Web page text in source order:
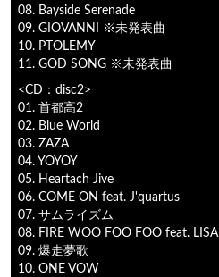
08. Bayside Serenade
09. GIOVANNI ※未発表曲
10. PTOLEMY
11. GOD SONG ※未発表曲
<CD：disc2>
01. 首都高2
02. Blue World
03. ZAZA
04. YOYOY
05. Heartach Jive
06. COME ON feat. J'quartus
07. サムライズム
08. FIRE WOO FOO FOO feat. LISA
09. 爆走夢歌
10. ONE VOW